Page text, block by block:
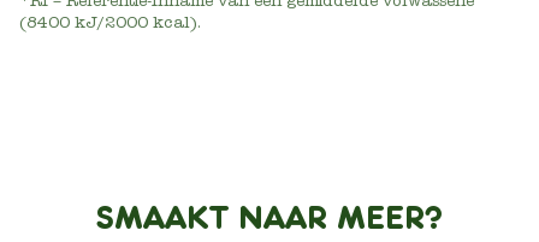
(8400 kJ/2000 kcal).
SMAAKT NAAR MEER?